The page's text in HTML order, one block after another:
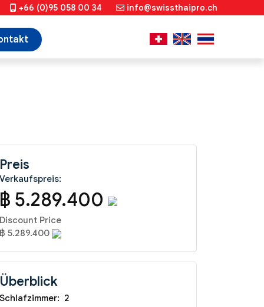
+66 (0)95 058 00 34 info@swissthaipro.ch
Preis
Verkaufspreis:
฿ 5.289.400
Discount Price
฿ 5.289.400
Überblick
Schlafzimmer: 2